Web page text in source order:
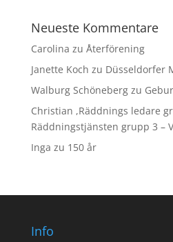
Neueste Kommentare
Carolina zu Återförening
Janette Koch zu Düsseldorfer
Walburg Schönebergzu
Christian ,Räddnings ledare
Räddningstjänsten grupp 3 –
Inga zu 150 år
Info